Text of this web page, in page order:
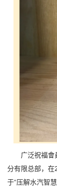
广泛祝福會
分有限总部，在
于“压解水汽智